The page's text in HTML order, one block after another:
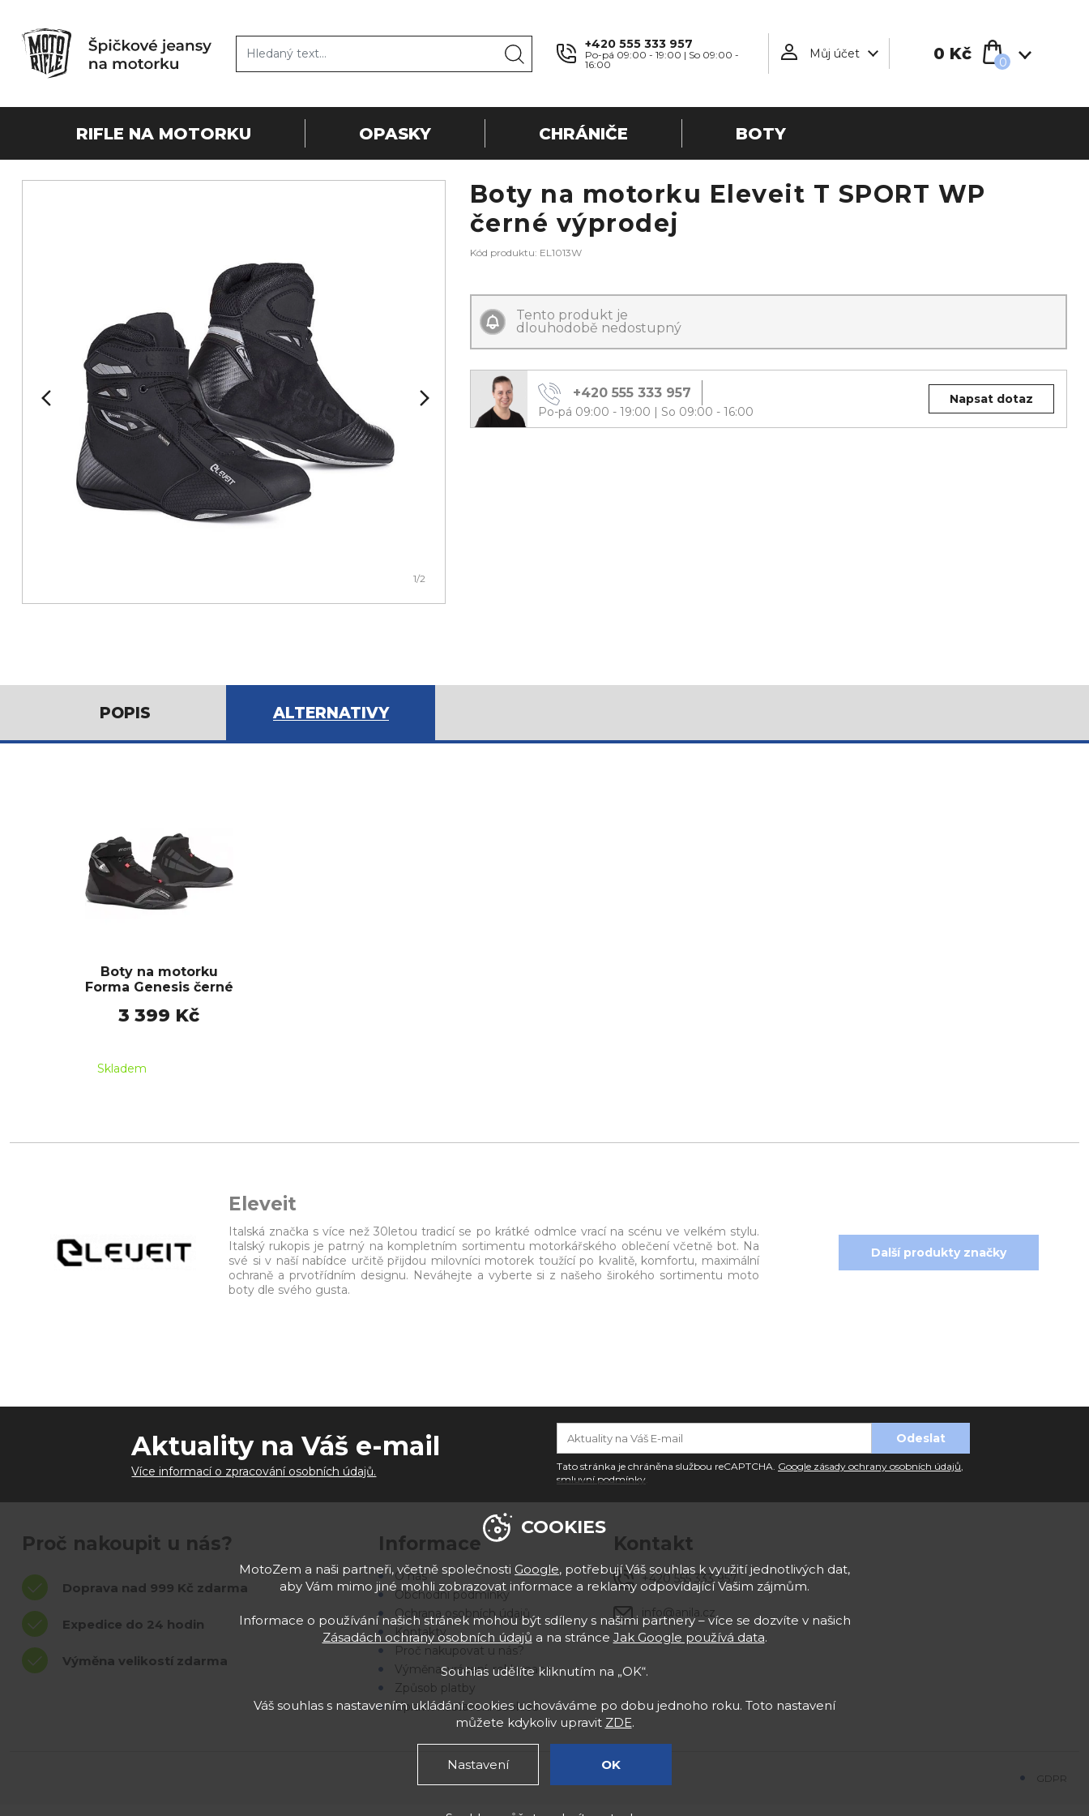
+420 555 333 957
Po-pá 09:00 - 19:00 | So 09:00 -
16:00
Můj účet 0 Kč 0
RIFLE NA MOTORKU OPASKY CHRÁNIČE BOTY
Boty na motorku Eleveit T SPORT WP
černé výprodej
Kód produktu: EL1013W
1/2
Tento produkt je
dlouhodobě nedostupný
+420 555 333 957
Po-pá 09:00 - 19:00 | So 09:00 - 16:00
Napsat dotaz
POPIS ALTERNATIVY
Boty na motorku
Forma Genesis černé
3 399 Kč
Skladem
Eleveit
Italská značka s více než 30letou tradicí se po krátké odmlce vrací na scénu ve velkém stylu.
Italský rukopis je patrný na kompletním sortimentu motorkářského oblečení včetně bot. Na
své si v naší nabídce určitě přijdou milovníci motorek toužící po kvalitě, komfortu, maximální
ochraně a prvotřídním designu. Neváhejte a vyberte si z našeho širokého sortimentu moto
boty dle svého gusta.
Další produkty značky
Aktuality na Váš e-mail
Více informací o zpracování osobních údajů. Tato stránka je chráněna službou reCAPTCHA. Google zásady ochrany osobních údajů
smluvní podmínky
Proč nakoupit u nás?
Doprava nad 999 Kč zdarma
Expedice do 24 hodin
Výměna velikostí zdarma
Informace
O nás
Obchodní podmínky
Ochrana osobních údajů
Kontakty
Proč nakupovat u nás?
Výměna, vrácení, reklamace
Způsob platby
Upravit nastavení cookies
Kontakt
+420 555 333 957
info@anila.cz
GDPR
COOKIES
MotoZem a naši partneři, včetně společnosti Google, potřebují Váš souhlas k využití jednotlivých dat,
aby Vám mimo jiné mohli zobrazovat informace a reklamy odpovídající Vašim zájmům.
Informace o používání našich stránek mohou být sdíleny s našimi partnery – více se dozvíte v našich
Zásadách ochrany osobních údajů a na stránce Jak Google používá data.
Souhlas udělíte kliknutím na „OK“.
Váš souhlas s nastavením ukládání cookies uchováváme po dobu jednoho roku. Toto nastavení
můžete kdykoliv upravit ZDE.
Nastavení OK